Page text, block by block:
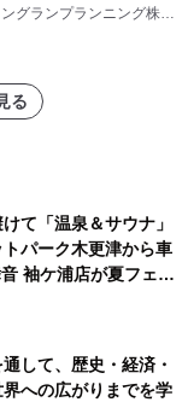
ック・トリオⅢ』チ
)～発売開始！
グランプランニング株式
る
て「温泉＆サウナ」
パーク木更津から車
袖ケ浦店が夏フェア
通して、歴史・経済・
への広がりまでを学